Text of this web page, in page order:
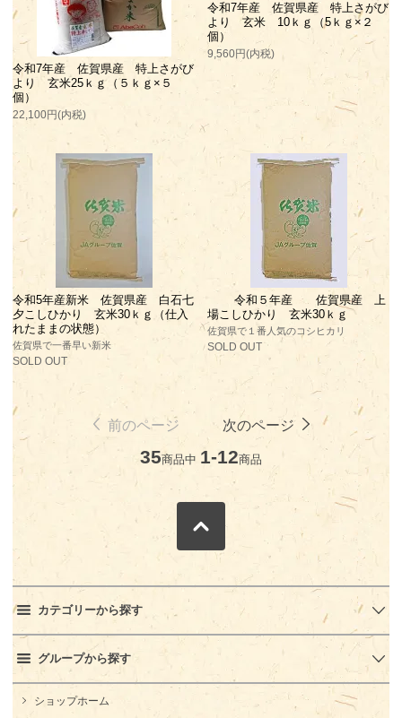
令和7年産 佐賀県産 特上さがび
より 玄米25ｋｇ（５ｋｇ×５
個）
22,100円(内税)
令和7年産 佐賀県産 特上さがび
より 玄米 10ｋｇ（5ｋｇ×２
個）
9,560円(内税)
令和5年産新米 佐賀県産 白石七
夕こしひかり 玄米30ｋｇ（仕入
れたままの状態）
佐賀県で一番早い新米
SOLD OUT
令和５年産 佐賀県産 上
場こしひかり 玄米30ｋｇ
佐賀県で１番人気のコシヒカリ
SOLD OUT
前のページ 次のページ
35商品中 1-12商品
カテゴリーから探す
グループから探す
ショップホーム